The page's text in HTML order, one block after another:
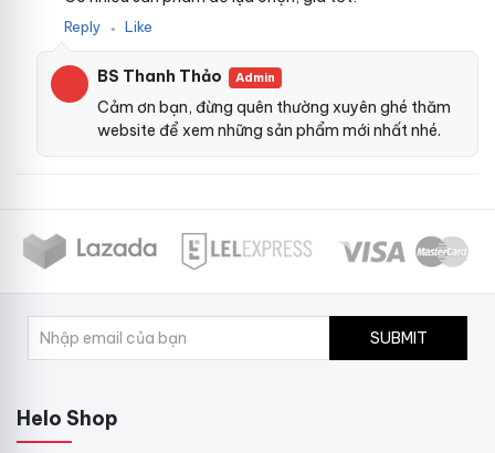
Reply ● Like
BS Thanh Thảo Admin
Cảm ơn bạn, đừng quên thường xuyên ghé thăm
website để xem những sản phẩm mới nhất nhé.
SUBMIT
Helo Shop